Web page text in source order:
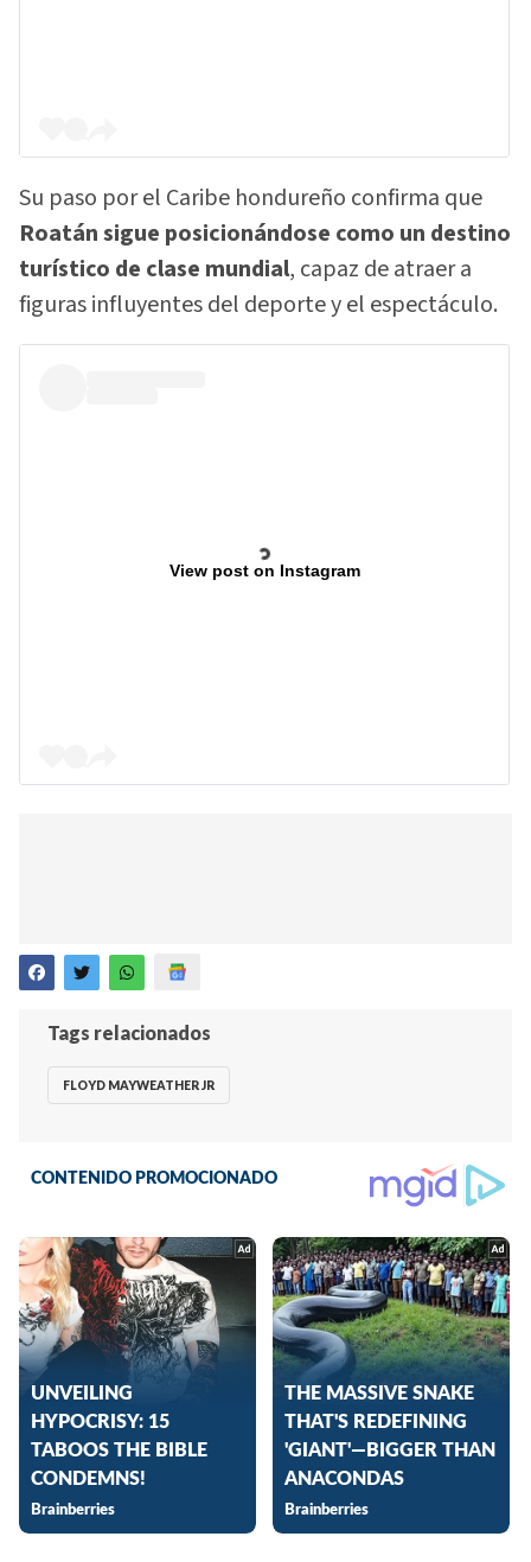
Su paso por el Caribe hondureño confirma que
Roatán sigue posicionándose como un destino
turístico de clase mundial, capaz de atraer a
figuras influyentes del deporte y el espectáculo.
View post on Instagram
Tags relacionados
FLOYD MAYWEATHER JR